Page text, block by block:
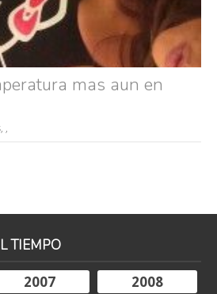
mas aun en
, ,
TIEMPO
2007
2008